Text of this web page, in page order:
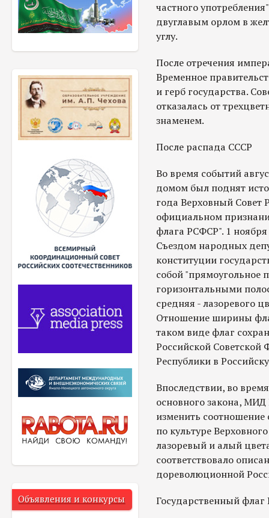
Объявления и конкурсы
частного
двуглавым орлом в
углу.
После отречения
Временное
и герб государства.
отказалась от
знаменем.
После распада СССР
Во время событий
домом был поднят
года Верховный Совет
официальном
флага РСФСР". 1
Съездом народных
конституции
собой "прямоугольное
горизонтальными
средняя - лазоревого
Отношение ширины
таком виде флаг
Российской Советской
Республики в
Впоследствии, во
основного закона,
изменить соотношение
по культуре
лазоревый и алый
соответствовало
дореволюционной
Государственный флаг